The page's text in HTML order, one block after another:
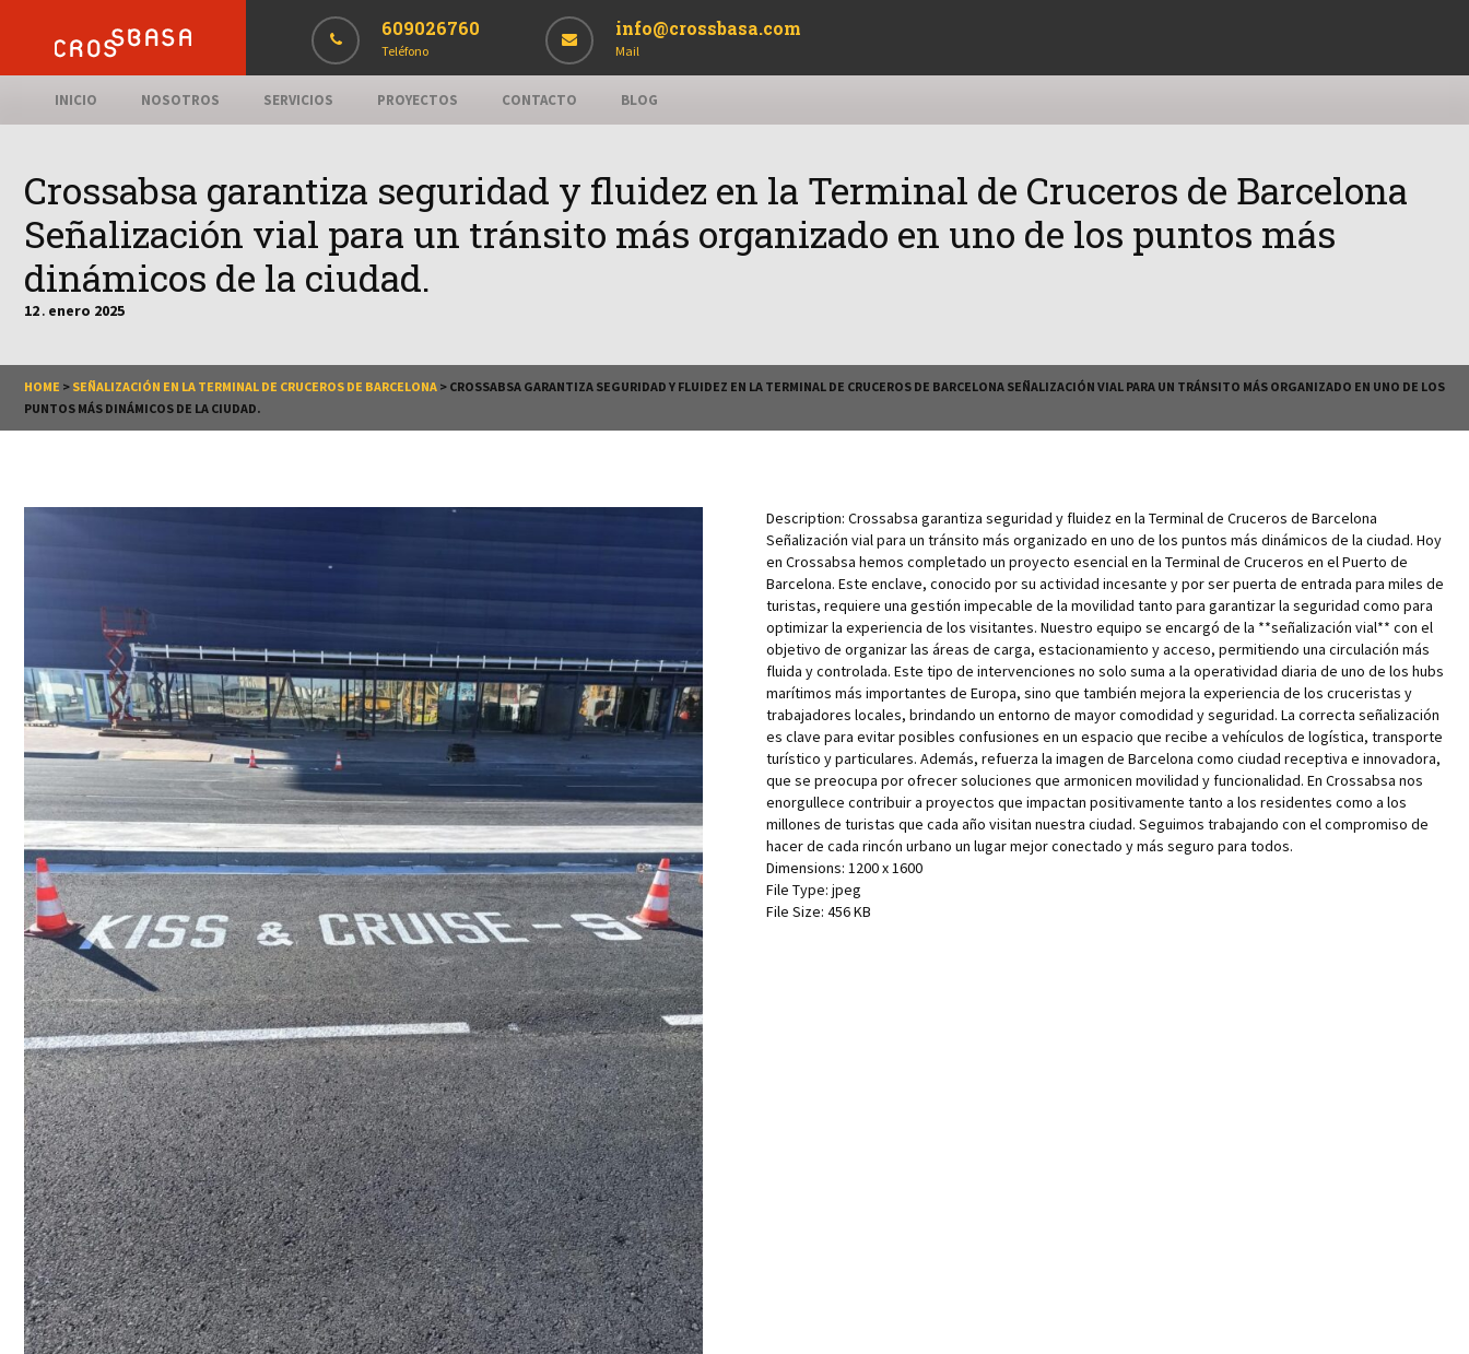
609026760
Teléfono
info@crossbasa.com
Mail
INICIO NOSOTROS SERVICIOS PROYECTOS CONTACTO BLOG
Crossabsa garantiza seguridad y fluidez en la Terminal de Cruceros de Barcelona
Señalización vial para un tránsito más organizado en uno de los puntos más
dinámicos de la ciudad.
12 . enero 2025
HOME > SEÑALIZACIÓN EN LA TERMINAL DE CRUCEROS DE BARCELONA > CROSSABSA GARANTIZA SEGURIDAD Y FLUIDEZ EN LA TERMINAL DE CRUCEROS DE BARCELONA SEÑALIZACIÓN VIAL PARA UN TRÁNSITO MÁS ORGANIZADO EN UNO DE LOS
PUNTOS MÁS DINÁMICOS DE LA CIUDAD.
Description: Crossabsa garantiza seguridad y fluidez en la Terminal de Cruceros de Barcelona
Señalización vial para un tránsito más organizado en uno de los puntos más dinámicos de la ciudad. Hoy
en Crossabsa hemos completado un proyecto esencial en la Terminal de Cruceros en el Puerto de
Barcelona. Este enclave, conocido por su actividad incesante y por ser puerta de entrada para miles de
turistas, requiere una gestión impecable de la movilidad tanto para garantizar la seguridad como para
optimizar la experiencia de los visitantes. Nuestro equipo se encargó de la **señalización vial** con el
objetivo de organizar las áreas de carga, estacionamiento y acceso, permitiendo una circulación más
fluida y controlada. Este tipo de intervenciones no solo suma a la operatividad diaria de uno de los hubs
marítimos más importantes de Europa, sino que también mejora la experiencia de los cruceristas y
trabajadores locales, brindando un entorno de mayor comodidad y seguridad. La correcta señalización
es clave para evitar posibles confusiones en un espacio que recibe a vehículos de logística, transporte
turístico y particulares. Además, refuerza la imagen de Barcelona como ciudad receptiva e innovadora,
que se preocupa por ofrecer soluciones que armonicen movilidad y funcionalidad. En Crossabsa nos
enorgullece contribuir a proyectos que impactan positivamente tanto a los residentes como a los
millones de turistas que cada año visitan nuestra ciudad. Seguimos trabajando con el compromiso de
hacer de cada rincón urbano un lugar mejor conectado y más seguro para todos.
Dimensions: 1200 x 1600
File Type: jpeg
File Size: 456 KB